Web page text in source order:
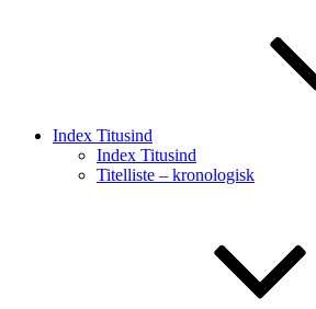
Index Titusind
Index Titusind
Titelliste – kronologisk